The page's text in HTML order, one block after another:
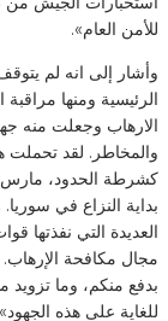
للأمن العام».
وأشار إلى انه لم
الرئيسية ومنها
الارهاب وجعلت منه
والمخاطر. لقد تحملت
كشرطة الحدود، مارس
بداية النزاع في سوريا.
العديدة التي نفذتها
مجال مكافحة
بدفع منكم، وما
للغاية على هذه